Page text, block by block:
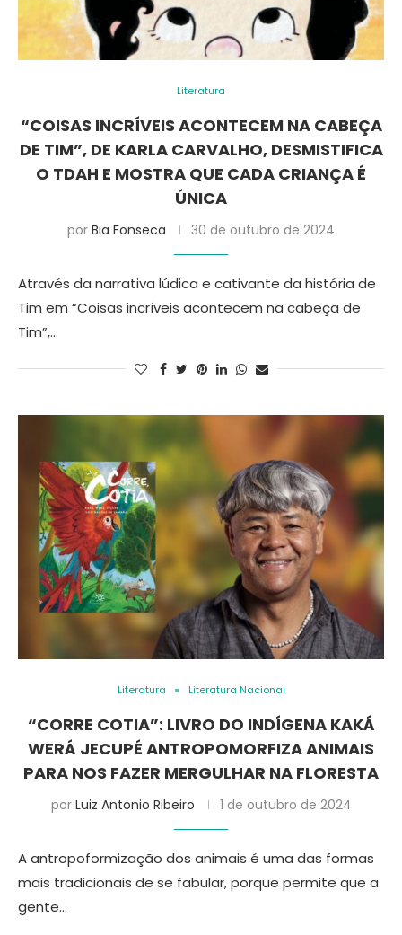
Literatura
“COISAS INCRÍVEIS ACONTECEM NA CABEÇA
DE TIM”, DE KARLA CARVALHO, DESMISTIFICA
O TDAH E MOSTRA QUE CADA CRIANÇA É
ÚNICA
por Bia Fonseca 30 de outubro de 2024
Através da narrativa lúdica e cativante da história de
Tim em “Coisas incríveis acontecem na cabeça de
Tim”,…
Literatura Literatura Nacional
“CORRE COTIA”: LIVRO DO INDÍGENA KAKÁ
WERÁ JECUPÉ ANTROPOMORFIZA ANIMAIS
PARA NOS FAZER MERGULHAR NA FLORESTA
por Luiz Antonio Ribeiro 1 de outubro de 2024
A antropoformização dos animais é uma das formas
mais tradicionais de se fabular, porque permite que a
gente…